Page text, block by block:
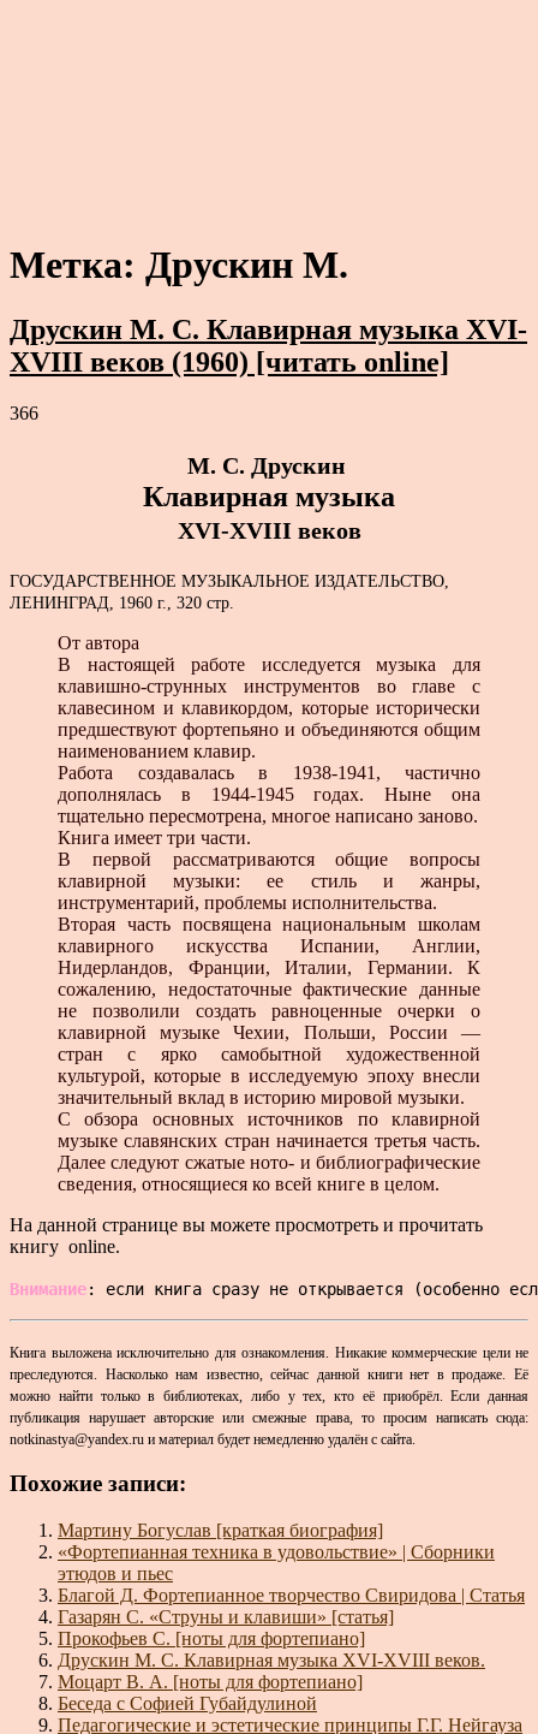
Метка: Друскин М.
Друскин М. С. Клавирная музыка XVI-
XVIII веков (1960) [читать online]
366
М. С. Друскин
Клавирная музыка
XVI-XVIII веков
ГОСУДАРСТВЕННОЕ МУЗЫКАЛЬНОЕ ИЗДАТЕЛЬСТВО,
ЛЕНИНГРАД, 1960 г., 320 стр.
От автора
В настоящей работе исследуется музыка для
клавишно-струнных инструментов во главе с
клавесином и клавикордом, которые исторически
предшествуют фортепьяно и объединяются общим
наименованием клавир.
Работа создавалась в 1938-1941, частично
дополнялась в 1944-1945 годах. Ныне она
тщательно пересмотрена, многое написано заново.
Книга имеет три части.
В первой рассматриваются общие вопросы
клавирной музыки: ее стиль и жанры,
инструментарий, проблемы исполнительства.
Вторая часть посвящена национальным школам
клавирного искусства Испании, Англии,
Нидерландов, Франции, Италии, Германии. К
сожалению, недостаточные фактические данные
не позволили создать равноценные очерки о
клавирной музыке Чехии, Польши, России —
стран с ярко самобытной художественной
культурой, которые в исследуемую эпоху внесли
значительный вклад в историю мировой музыки.
С обзора основных источников по клавирной
музыке славянских стран начинается третья часть.
Далее следуют сжатые ното- и библиографические
сведения, относящиеся ко всей книге в целом.
На данной странице вы можете просмотреть и прочитать
книгу online.
Внимание: если книга сразу не открывается (особенно
Книга выложена исключительно для ознакомления. Никакие коммерческие цели не
преследуются. Насколько нам известно, сейчас данной книги нет в продаже. Её
можно найти только в библиотеках, либо у тех, кто её приобрёл.Если данная
публикация нарушает авторские или смежные права, то просим написать сюда:
notkinastya@yandeх.ru и материал будет немедленно удалён с сайта.
Похожие записи:
Мартину Богуслав [краткая биография]
«Фортепианная техника в удовольствие» | Сборники
этюдов и пьес
Благой Д. Фортепианное творчество Свиридова | Статья
Газарян С. «Струны и клавиши» [статья]
Прокофьев С. [ноты для фортепиано]
Друскин М. С. Клавирная музыка XVI-XVIII веков.
Моцарт В. А. [ноты для фортепиано]
Беседа с Софией Губайдулиной
Педагогические и эстетические принципы Г.Г. Нейгауза